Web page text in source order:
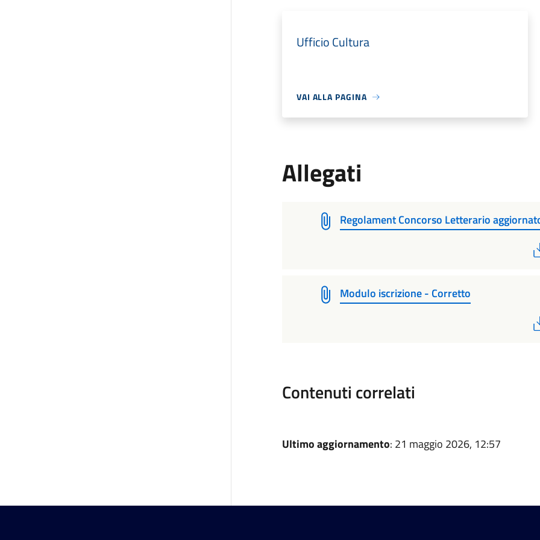
Ufficio Cultura
VAI ALLA PAGINA
Allegati
Regolament Concorso Letterario
Modulo iscrizione - Corretto
Contenuti correlati
Ultimo aggiornamento: 21 maggio 2026, 12:57